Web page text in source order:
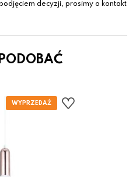
decyzji, prosimy o kontakt